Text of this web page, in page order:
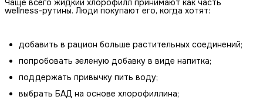
Чаще всего жидкий хлорофилл принимают как часть
wellness-рутины. Люди покупают его, когда хотят:
добавить в рацион больше растительных соединений;
попробовать зеленую добавку в виде напитка;
поддержать привычку пить воду;
выбрать БАД на основе хлорофиллина;